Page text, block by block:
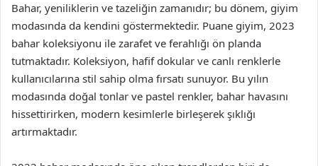
Bahar, yeniliklerin ve tazeliğin zamanıdır; bu dönem, giyim
modasında da kendini göstermektedir. Puane giyim, 2023
bahar koleksiyonu ile zarafet ve ferahlığı ön planda
tutmaktadır. Koleksiyon, hafif dokular ve canlı renklerle
kullanıcılarına stil sahip olma fırsatı sunuyor. Bu yılın
modasında doğal tonlar ve pastel renkler, bahar havasını
hissettirirken, modern kesimlerle birleşerek şıklığı
artırmaktadır.